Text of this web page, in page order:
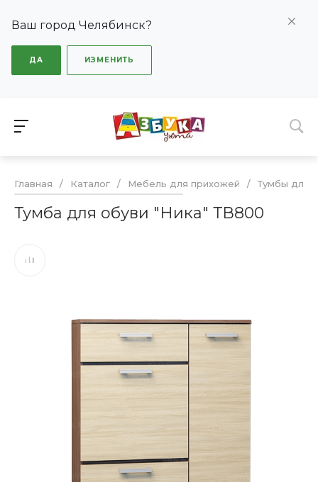
Ваш город Челябинск?
ДА ИЗМЕНИТЬ
Главная / Каталог / Мебель для прихожей / Тумбы для
Тумба для обуви "Ника" ТВ800